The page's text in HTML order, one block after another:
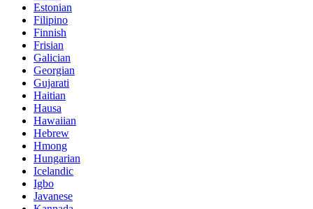
Estonian
Filipino
Finnish
Frisian
Galician
Georgian
Gujarati
Haitian
Hausa
Hawaiian
Hebrew
Hmong
Hungarian
Icelandic
Igbo
Javanese